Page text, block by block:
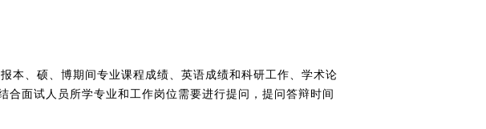
本、硕、博期间专业课程成绩、英语成绩和科研工作、学术论
合面试人员所学专业和工作岗位需要进行提问，提问答辩时间